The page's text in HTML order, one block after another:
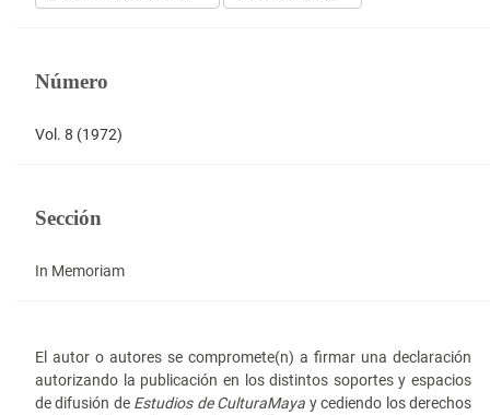
Número
Vol. 8 (1972)
Sección
In Memoriam
El autor o autores se compromete(n) a firmar una declaración
autorizando la publicación en los distintos soportes y espacios
de difusión de Estudios de CulturaMaya y cediendo los derechos